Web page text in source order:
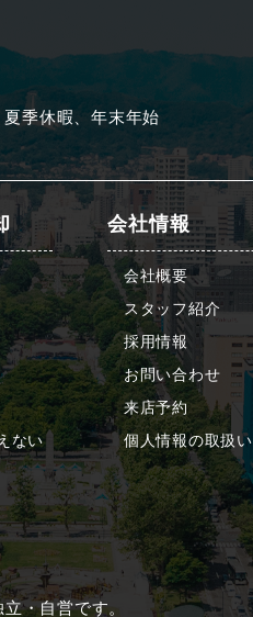
季休暇、年末年始
ない
会社情報
会社概要
スタッフ紹介
採用情報
お問い合わせ
来店予約
個人情報の取扱い
・自営です。